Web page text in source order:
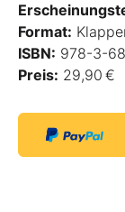
Format:
ISBN: 978-3-
Preis: 29,90 €